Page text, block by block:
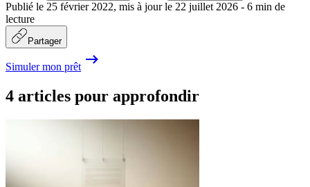
Publié le 25 février 2022, mis à jour le 22 juillet 2026 - 6 min de
lecture
Partager
Simuler mon prêt
4 articles pour approfondir